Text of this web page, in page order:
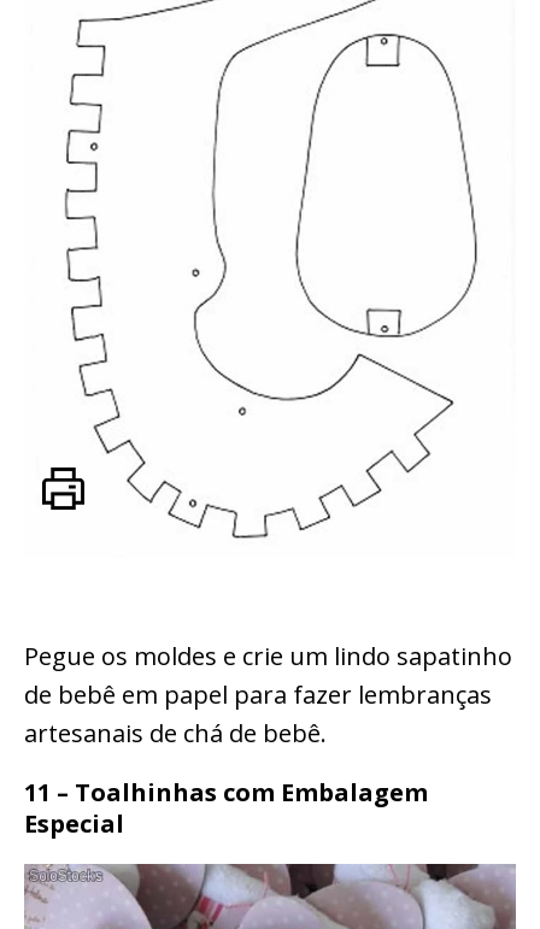
Pegue os moldes e crie um lindo sapatinho
de bebê em papel para fazer lembranças
artesanais de chá de bebê.
11 – Toalhinhas com Embalagem
Especial